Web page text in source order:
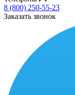
8 (800) 250-55-23
Заказать звонок